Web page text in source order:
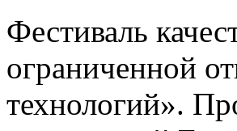
Фестиваль
ограниченной
технологий».